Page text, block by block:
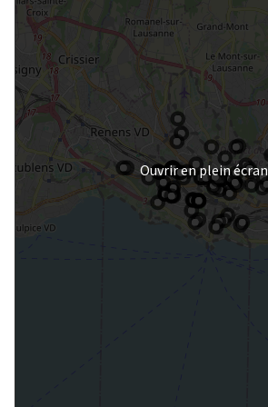
Ouvrir en plein écran